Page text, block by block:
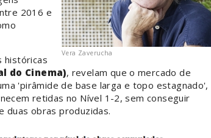
Vera Zaverucha
2016 e
históricas
do Cinema), revelam que o mercado de
'pirâmide de base larga e topo estagnado',
retidas no Nível 1-2, sem conseguir
duas obras produzidas.